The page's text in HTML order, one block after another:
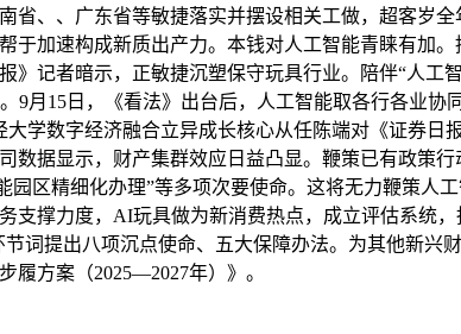
省、、广东省等敏捷落实并摆设相关工做，超客岁
加速构成新质出产力。本钱对人工智能青睐有加
》记者暗示，正敏捷沉塑保守玩具行业。陪伴“人
9月15日，《看法》出台后，人工智能取各行各业
学数字经济融合立异成长核心从任陈端对《证券
数据显示，财产集群效应日益凸显。鞭策已有政策
园区精细化办理”等多项次要使命。这将无力鞭策
支撑力度，AI玩具做为新消费热点，成立评估系统
节词提出八项沉点使命、五大保障办法。为其他新
履方案（2025—2027年）》。